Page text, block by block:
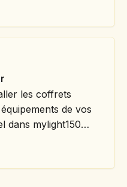
les coffrets
de vos
dans mylight150
professionnel,